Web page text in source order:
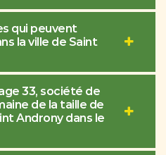
qui peuvent
la ville de Saint
33, société de
de la taille de
Androny dans le